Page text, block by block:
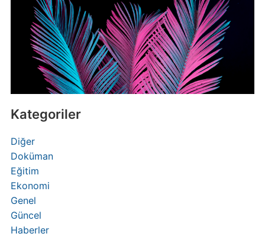
Kategoriler
Diğer
Doküman
Eğitim
Ekonomi
Genel
Güncel
Haberler